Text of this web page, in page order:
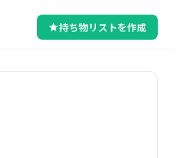
持ち物リストを作成